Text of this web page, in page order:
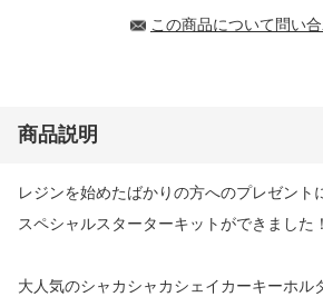
この商品について問い
商品説明
レジンを始めたばかりの方へのプレゼント
スペシャルスターターキットができました！
大人気のシャカシャカシェイカーキーホル